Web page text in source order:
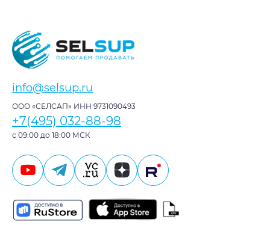
info@selsup.ru
ООО «СЕЛСАП» ИНН 9731090493
+7(495) 032-88-98
с 09:00 до 18:00 МСК